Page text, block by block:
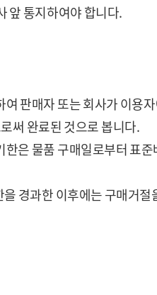
앞 통지하여야 합니다.
판매자 또는 회사가 이용
써 완료된 것으로 봅니다.
은 물품 구매일로부터 표
경과한 이후에는 구매거